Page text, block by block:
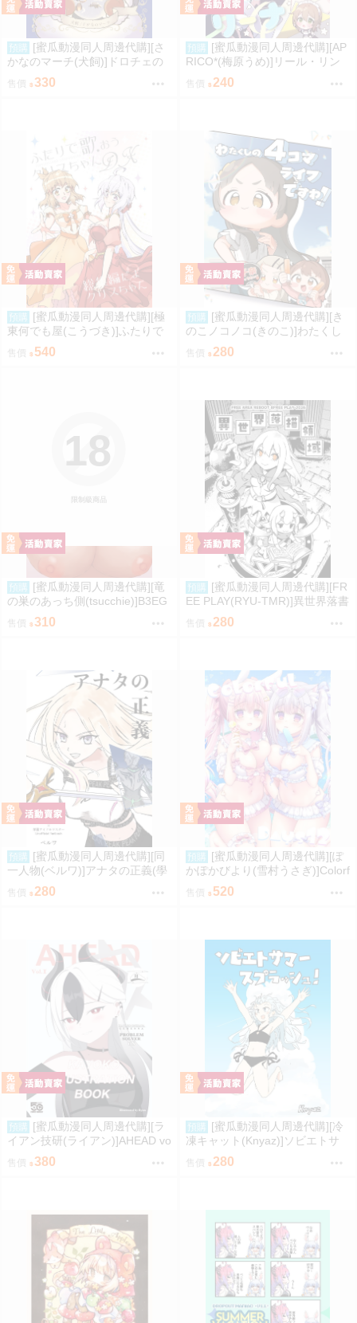
預購
[蜜瓜動漫同人周邊代購][さ
かなのマーチ(犬飼)]ドロチェの
箱庭-冬とお酒とそれからわたし-
(同人誌)
330
預購
[蜜瓜動漫同人周邊代購][AP
RICO*(梅原うめ)]リール・リン
ク・リーナ(偶像大師)(同人誌)
240
預購
[蜜瓜動漫同人周邊代購][極
東何でも屋(こうづき)]ふたりで
歌おうクリスちゃんDX 総集編
だよクリスちゃん2(戰姬絕唱)(同
售價 540
預購
[蜜瓜動漫同人周邊代購][き
のこノコノコ(きのこ)]わたくし
の4コマライフですわ!【特典
付】(學園偶像大師)(同人誌)
售價 280
限制級商品
18
預購
[蜜瓜動漫同人周邊代購][竜
の巣のあっち側(tsucchie)]B3EG
(同人誌)310
預購
[蜜瓜動漫同人周邊代購][FR
EE PLAY(RYU-TMR)]異世界落書
領域(同人誌)
280
預購
[蜜瓜動漫同人周邊代購][同
一人物(ベルワ)]アナタの正義(學
園偶像大師)(同人誌)
售價 280
預購
[蜜瓜動漫同人周邊代購][ぽ
かぽかびより(雪村うさぎ)]Colorf
ul Days12【特典付】(同人誌)
售價 520
預購
[蜜瓜動漫同人周邊代購][ラ
イアン技研(ライアン)]AHEAD vo
l.1(蔚藍檔案)(同人誌)
380
預購
[蜜瓜動漫同人周邊代購][冷
凍キャット(Knyaz)]ソビエトサ
マースプラッシュ!(艦隊收藏)(同
人誌)
280